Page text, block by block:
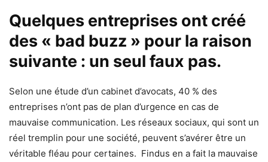
Quelques entreprises ont créé
des « bad buzz » pour la raison
suivante : un seul faux pas.
Selon une étude d’un cabinet d’avocats, 40 % des
entreprises n’ont pas de plan d’urgence en cas de
mauvaise communication. Les réseaux sociaux, qui sont un
réel tremplin pour une société, peuvent s’avérer être un
véritable fléau pour certaines. Findus en a fait la mauvaise